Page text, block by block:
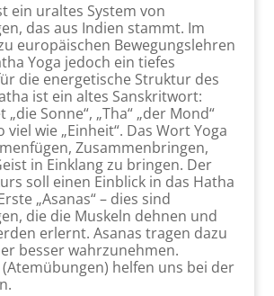
ein uraltes System von
das aus Indien stammt. Im
europäischen Bewegungslehren
Yoga jedoch ein tiefes
die energetische Struktur des
ist ein altes Sanskritwort:
„die Sonne“, „Tha“ „der Mond“
viel wie „Einheit“. Das Wort Yoga
Zusammenbringen,
in Einklang zu bringen. Der
soll einen Einblick in das Hatha
„Asanas“ – dies sind
die die Muskeln dehnen und
erlernt. Asanas tragen dazu
besser wahrzunehmen.
(Atemübungen) helfen uns bei der